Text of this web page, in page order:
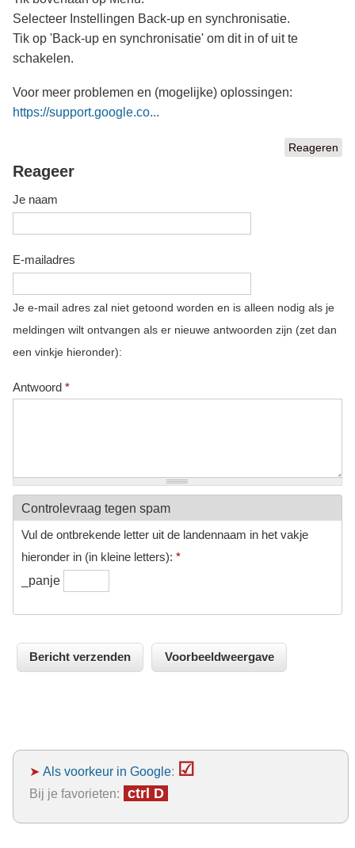
Selecteer Instellingen Back-up en synchronisatie.
Tik op 'Back-up en synchronisatie' om dit in of uit te
schakelen.
Voor meer problemen en (mogelijke) oplossingen:
https://support.google.co...
Reageren
Reageer
Je naam
E-mailadres
Je e-mail adres zal niet getoond worden en is alleen nodig als je
meldingen wilt ontvangen als er nieuwe antwoorden zijn (zet dan
een vinkje hieronder):
Antwoord *
Controlevraag tegen spam
Vul de ontbrekende letter uit de landennaam in het vakje
hieronder in (in kleine letters): *
_panje
➤ Als voorkeur in Google: ☑
Bij je favorieten: ctrl D